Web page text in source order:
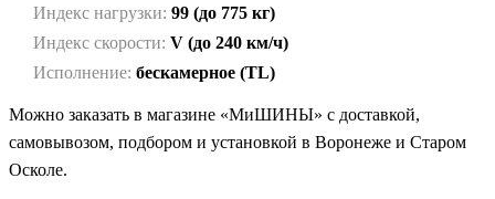
Индекс нагрузки: 99 (до 775 кг)
Индекс скорости: V (до 240 км/ч)
Исполнение: бескамерное (TL)
Можно заказать в магазине «МиШИНЫ» с доставкой,
самовывозом, подбором и установкой в Воронеже и Старом
Осколе.